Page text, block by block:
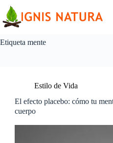
contenido
Etiqueta mente
Estilo de Vida
El efecto placebo: cómo tu
cuerpo